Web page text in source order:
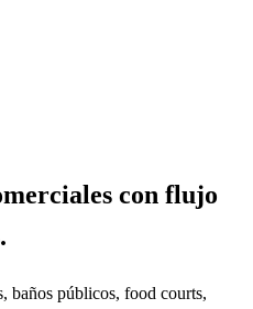
con flujo
baños públicos, food courts,